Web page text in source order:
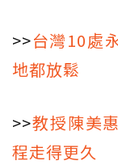
>>台灣10處
地都放鬆
>>教授陳美
程走得更久